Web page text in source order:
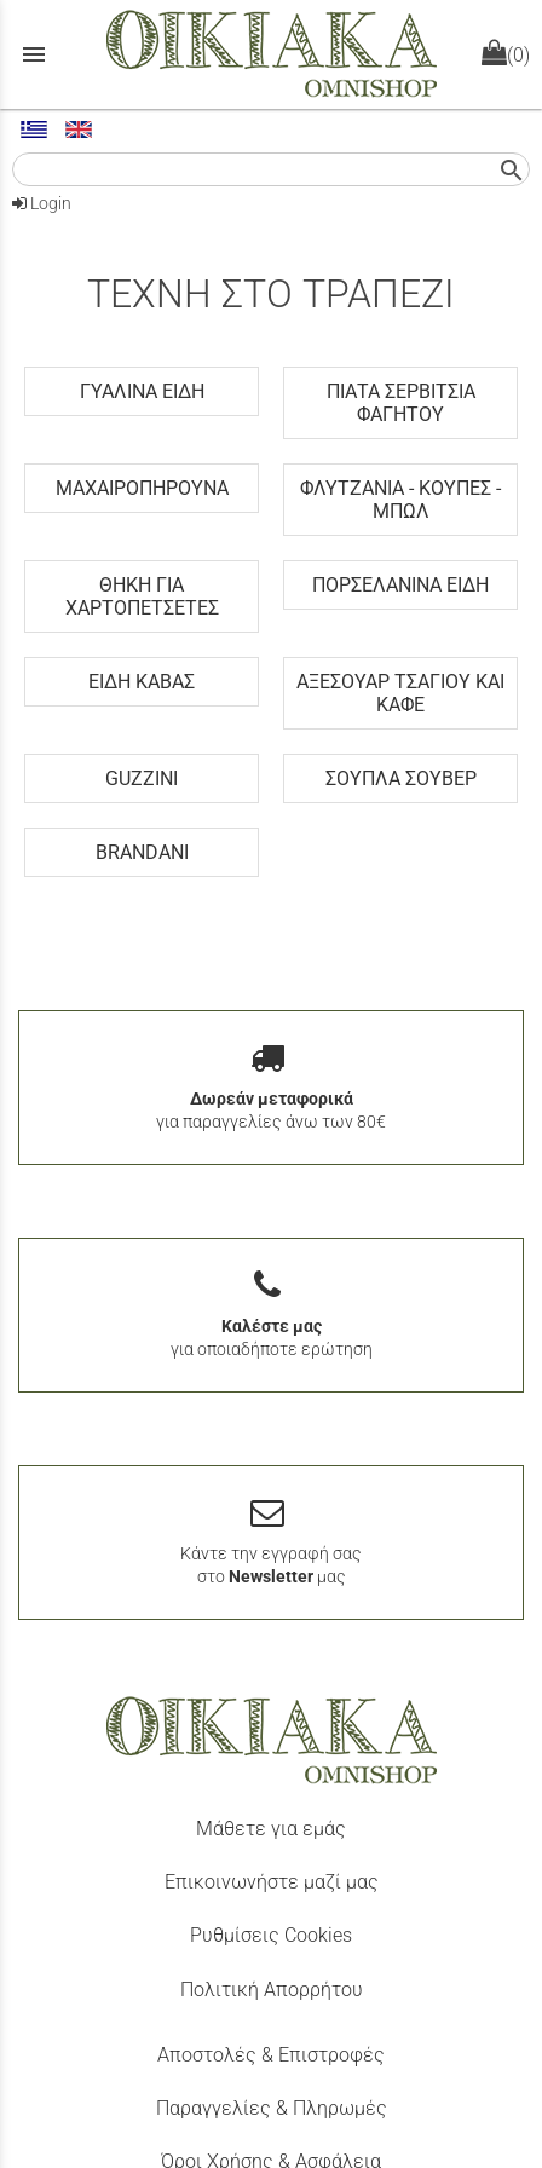
menu (0)
search
Login
ΤΕΧΝΗ ΣΤΟ ΤΡΑΠΕΖΙ
ΓΥΑΛΙΝΑ ΕΙΔΗ
ΠΙΑΤΑ ΣΕΡΒΙΤΣΙΑ
ΦΑΓΗΤΟΥ
ΜΑΧΑΙΡΟΠΗΡΟΥΝΑ
ΦΛΥΤΖΑΝΙΑ - ΚΟΥΠΕΣ -
ΜΠΩΛ
ΘΗΚΗ ΓΙΑ
ΧΑΡΤΟΠΕΤΣΕΤΕΣ
ΠΟΡΣΕΛΑΝΙΝΑ ΕΙΔΗ
ΕΙΔΗ ΚΑΒΑΣ
ΑΞΕΣΟΥΑΡ ΤΣΑΓΙΟΥ ΚΑΙ
ΚΑΦΕ
GUZZINI ΣΟΥΠΛΑ ΣΟΥΒΕΡ
BRANDANI
Δωρεάν μεταφορικά
για παραγγελίες άνω των 80€
Καλέστε μας
για οποιαδήποτε ερώτηση
Κάντε την εγγραφή σας
στο Newsletterμας
Μάθετε για εμάς
Επικοινωνήστε μαζί μας
Ρυθμίσεις Cookies
Πολιτική Απορρήτου
Αποστολές & Επιστροφές
Παραγγελίες & Πληρωμές
Όροι Χρήσης & Ασφάλεια